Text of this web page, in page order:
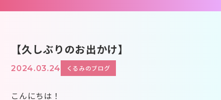
【久しぶりのお出かけ】
2024.03.24 くるみのブログ
こんにちは！